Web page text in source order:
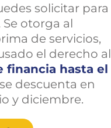
solicitar para
otorga al
de servicios,
el derecho al
financia hasta el
descuenta en
y diciembre.